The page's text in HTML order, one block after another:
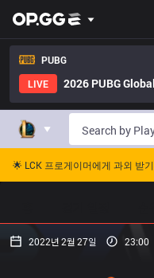
PUBG
LIVE
2026 PUBG
🌟 LCK 프로게이머에게 과외 받
2022년 2월 27일 23:00